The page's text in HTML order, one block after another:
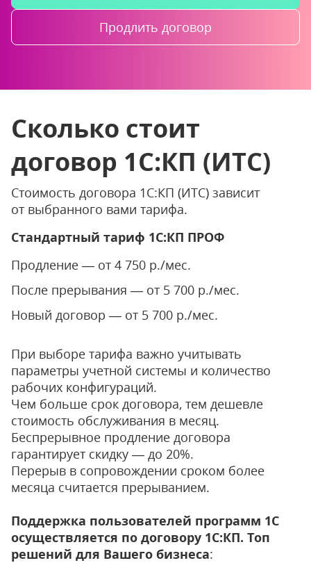
Продлить договор
Сколько стоит
договор 1С:КП (ИТС)
Стоимость договора 1С:КП (ИТС) зависит
от выбранного вами тарифа.
Стандартный тариф 1С:КП ПРОФ
Продление — от 4 750 р./мес.
После прерывания — от 5 700 р./мес.
Новый договор — от 5 700 р./мес.
При выборе тарифа важно учитывать
параметры учетной системы и количество
рабочих конфигураций.
Чем больше срок договора, тем дешевле
стоимость обслуживания в месяц.
Беcпрерывное продление договора
гарантирует скидку — до 20%.
Перерыв в сопровождении сроком более
месяца считается прерыванием.
Поддержка пользователей программ 1С
осуществляется по договору 1С:КП. Топ
решений для Вашего бизнеса: